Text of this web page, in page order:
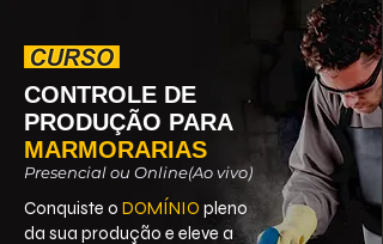
CONTROLE DE
PRODUÇÃO PARA
MARMORARIAS
Presencial ou Online(Ao vivo)
Conquiste o DOMÍNIO pleno
da sua produção e eleve a